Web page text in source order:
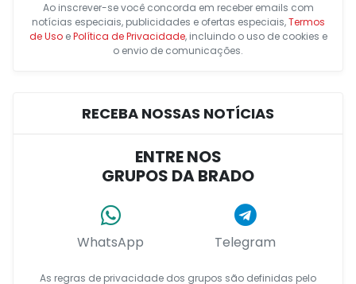
Ao inscrever-se você concorda em receber emails com
notícias especiais, publicidades e ofertas especiais,Termos
de UsoePolítica de Privacidade, incluindo o uso de cookies e
o envio de comunicações.
RECEBA NOSSAS NOTÍCIAS
ENTRE NOS
GRUPOS DA BRADO
WhatsApp Telegram
As regras de privacidade dos grupos são definidas pelo